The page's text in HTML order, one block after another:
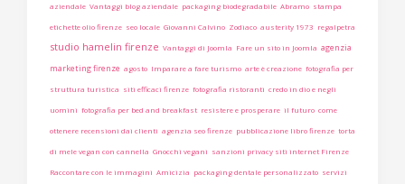
aziendale Vantaggi blog aziendale packaging biodegradabile Abramo stampa
etichette olio firenze seo locale Giovanni Calvino Zodiaco austerity 1973 regalpetra
studio hamelin firenze Vantaggi di Joomla Fare un sito in Joomla agenzia
marketing firenze agosto Imparare a fare turismo arte è creazione fotografia per
struttura turistica siti efficaci firenze fotografia ristoranti credo in dio e negli
uomini fotografia per bed and breakfast resistere e prosperare il futuro come
ottenere recensioni dai clienti agenzia seo firenze pubblicazione libro firenze torta
di mele vegan con cannella Gnocchi vegani sanzioni privacy siti internet Firenze
Raccontare con le immagini Amicizia packaging dentale personalizzato servizi